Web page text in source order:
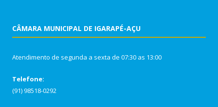
CÂMARA MUNICIPAL DE IGARAPÉ-AÇU
Atendimento de segunda a sexta de 07:30 as 13:00
Telefone:
(91) 98518-0292